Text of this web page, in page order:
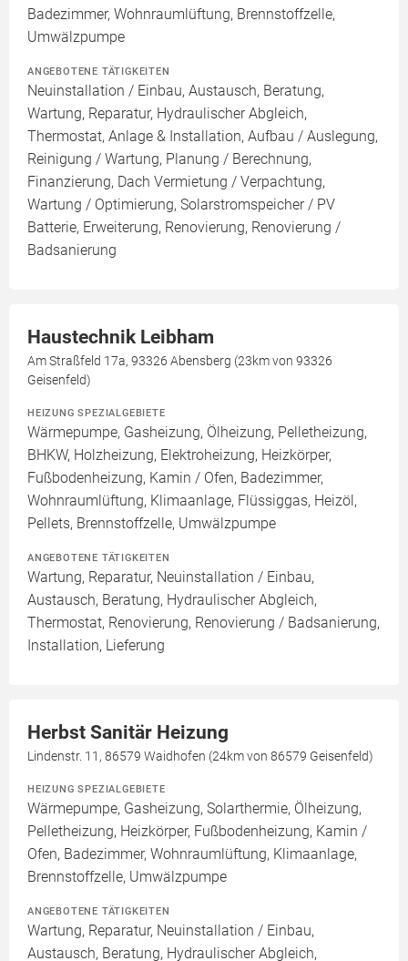
Badezimmer, Wohnraumlüftung, Brennstoffzelle,
Umwälzpumpe
ANGEBOTENE TÄTIGKEITEN
Neuinstallation / Einbau, Austausch, Beratung,
Wartung, Reparatur, Hydraulischer Abgleich,
Thermostat, Anlage & Installation, Aufbau / Auslegung,
Reinigung / Wartung, Planung / Berechnung,
Finanzierung, Dach Vermietung / Verpachtung,
Wartung / Optimierung, Solarstromspeicher / PV
Batterie, Erweiterung, Renovierung, Renovierung /
Badsanierung
Haustechnik Leibham
Am Straßfeld 17a, 93326 Abensberg (23km von 93326
Geisenfeld)
HEIZUNG SPEZIALGEBIETE
Wärmepumpe, Gasheizung, Ölheizung, Pelletheizung,
BHKW, Holzheizung, Elektroheizung, Heizkörper,
Fußbodenheizung, Kamin / Ofen, Badezimmer,
Wohnraumlüftung, Klimaanlage, Flüssiggas, Heizöl,
Pellets, Brennstoffzelle, Umwälzpumpe
ANGEBOTENE TÄTIGKEITEN
Wartung, Reparatur, Neuinstallation / Einbau,
Austausch, Beratung, Hydraulischer Abgleich,
Thermostat, Renovierung, Renovierung / Badsanierung,
Installation, Lieferung
Herbst Sanitär Heizung
Lindenstr. 11, 86579 Waidhofen (24km von 86579 Geisenfeld)
HEIZUNG SPEZIALGEBIETE
Wärmepumpe, Gasheizung, Solarthermie, Ölheizung,
Pelletheizung, Heizkörper, Fußbodenheizung, Kamin /
Ofen, Badezimmer, Wohnraumlüftung, Klimaanlage,
Brennstoffzelle, Umwälzpumpe
ANGEBOTENE TÄTIGKEITEN
Wartung, Reparatur, Neuinstallation / Einbau,
Austausch, Beratung, Hydraulischer Abgleich,